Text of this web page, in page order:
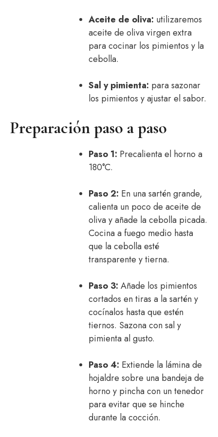
Aceite de oliva: utilizaremos
aceite de oliva virgen extra
para cocinar los pimientos y la
cebolla.
Sal y pimienta: para sazonar
los pimientos y ajustar el sabor.
Preparación paso a paso
Paso 1: Precalienta el horno a
180°C.
Paso 2: En una sartén grande,
calienta un poco de aceite de
oliva y añade la cebolla picada.
Cocina a fuego medio hasta
que la cebolla esté
transparente y tierna.
Paso 3: Añade los pimientos
cortados en tiras a la sartén y
cocínalos hasta que estén
tiernos. Sazona con sal y
pimienta al gusto.
Paso 4: Extiende la lámina de
hojaldre sobre una bandeja de
horno y pincha con un tenedor
para evitar que se hinche
durante la cocción.